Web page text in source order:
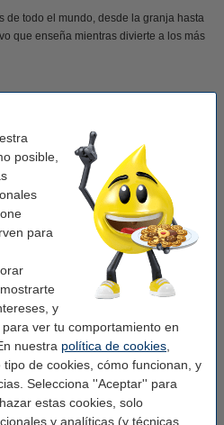
posible,
para
y
ver tu comportamiento en
nuestra política de cookies
de cookies, cómo funcionan, y
Selecciona ''Aceptar'' para
estas cookies, solo
y analíticas (y técnicas
de todo el mundo, desde la granja hasta
que enseña mientras divierte a los más
para escuchar los animales.
diferentes hábitats y especies.
animales y diviértete aprendiendo sobre
de 2 años